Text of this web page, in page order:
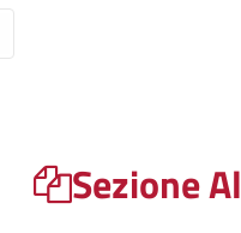
Sezione